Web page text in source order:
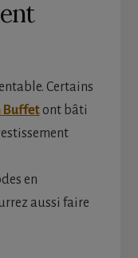
Certains
Buffetont bâti
en
aussi faire